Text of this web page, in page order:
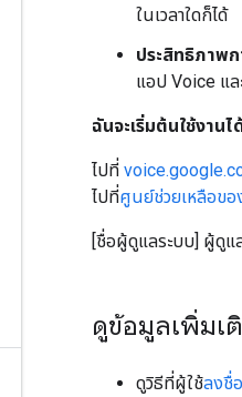
ในเวลาใดก็ได้
ประสิทธิภาพ
แอป Voice แ
ฉันจะเริ่มต้นใช้งานไ
ไปที่
ไปที่ศูนย์ช่วยเหลือขอ
[ชื่อผู้ดูแลระบบ] ผู้ดูแ
ดูข้อมูลเพิ่มเ
ดูวิธีที่ผู้ใช้ลงชื่